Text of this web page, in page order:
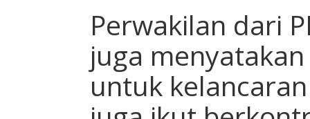
Perwakilan dari
juga
untuk kelancaran